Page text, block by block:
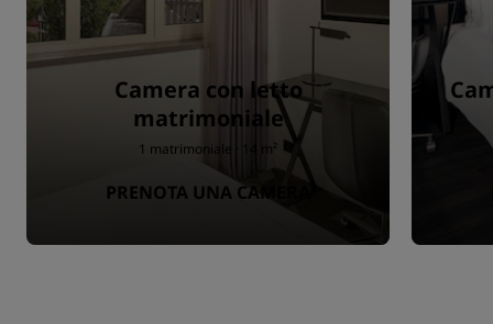
Camera con letto
matrimoniale
1 matrimoniale · 14 m²
PRENOTA UNA CAMERA